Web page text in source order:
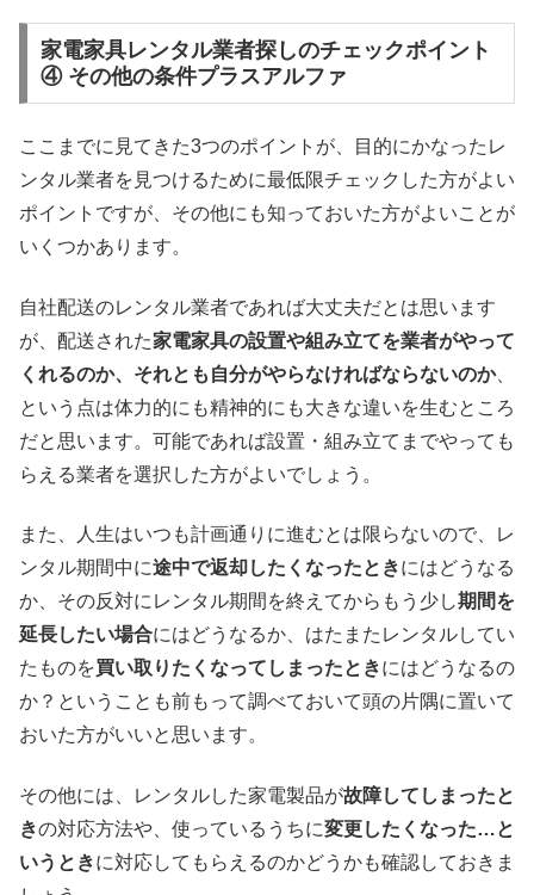
家電家具レンタル業者探しのチェックポイント
④ その他の条件プラスアルファ
ここまでに見てきた3つのポイントが、目的にかなったレ
ンタル業者を見つけるために最低限チェックした方がよい
ポイントですが、その他にも知っておいた方がよいことが
いくつかあります。
自社配送のレンタル業者であれば大丈夫だとは思います
が、配送された家電家具の設置や組み立てを業者がやって
くれるのか、それとも自分がやらなければならないのか、
という点は体力的にも精神的にも大きな違いを生むところ
だと思います。可能であれば設置・組み立てまでやっても
らえる業者を選択した方がよいでしょう。
また、人生はいつも計画通りに進むとは限らないので、レ
ンタル期間中に途中で返却したくなったときにはどうなる
か、その反対にレンタル期間を終えてからもう少し期間を
延長したい場合にはどうなるか、はたまたレンタルしてい
たものを買い取りたくなってしまったときにはどうなるの
か？ということも前もって調べておいて頭の片隅に置いて
おいた方がいいと思います。
その他には、レンタルした家電製品が故障してしまったと
きの対応方法や、使っているうちに変更したくなった…と
いうときに対応してもらえるのかどうかも確認しておきま